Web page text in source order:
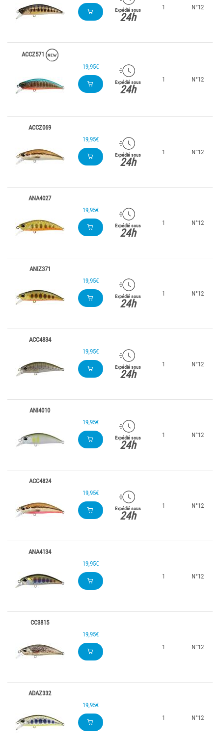
Expédié sous
24h
1 N°12
ACCZ571
19,95€
Expédié sous
24h
1 N°12
ACCZ069
19,95€
Expédié sous
24h
1 N°12
ANA4027
19,95€
Expédié sous
24h
1 N°12
ANIZ371
19,95€
Expédié sous
24h
1 N°12
ACC4834
19,95€
Expédié sous
24h
1 N°12
ANI4010
19,95€
Expédié sous
24h
1 N°12
ACC4824
19,95€
Expédié sous
24h
1 N°12
ANA4134
19,95€
1
N°12
CC3815
19,95€
1
N°12
ADAZ332
19,95€
1
N°12